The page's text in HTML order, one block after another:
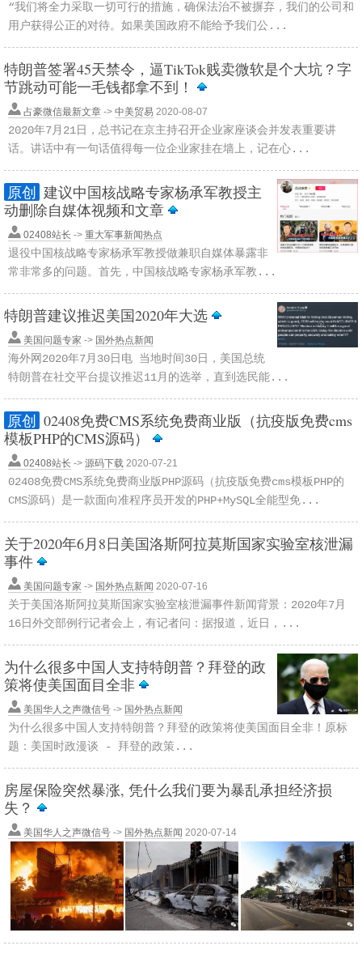
“我们将全力采取一切可行的措施，确保法治不被摒弃，我们的公司和
用户获得公正的对待。如果美国政府不能给予我们公...
特朗普签署45天禁令，逼TikTok贱卖微软是个大坑？字
节跳动可能一毛钱都拿不到！
占豪微信最新文章 -> 中美贸易 2020-08-07
2020年7月21日，总书记在京主持召开企业家座谈会并发表重要讲
话。讲话中有一句话值得每一位企业家挂在墙上，记在心...
原创 建议中国核战略专家杨承军教授主
动删除自媒体视频和文章
02408站长 -> 重大军事新闻热点
退役中国核战略专家杨承军教授做兼职自媒体暴露非
常非常多的问题。首先，中国核战略专家杨承军教...
特朗普建议推迟美国2020年大选
美国问题专家 -> 国外热点新闻
海外网2020年7月30日电 当地时间30日，美国总统
特朗普在社交平台提议推迟11月的选举，直到选民能...
原创 02408免费CMS系统免费商业版（抗疫版免费cms
模板PHP的CMS源码）
02408站长 -> 源码下载 2020-07-21
02408免费CMS系统免费商业版PHP源码（抗疫版免费cms模板PHP的
CMS源码）是一款面向准程序员开发的PHP+MySQL全能型免...
关于2020年6月8日美国洛斯阿拉莫斯国家实验室核泄漏
事件
美国问题专家 -> 国外热点新闻 2020-07-16
关于美国洛斯阿拉莫斯国家实验室核泄漏事件新闻背景：2020年7月
16日外交部例行记者会上，有记者问：据报道，近日，...
为什么很多中国人支持特朗普？拜登的政
策将使美国面目全非
美国华人之声微信号 -> 国外热点新闻
为什么很多中国人支持特朗普？拜登的政策将使美国面目全非！原标
题：美国时政漫谈 - 拜登的政策...
房屋保险突然暴涨, 凭什么我们要为暴乱承担经济损
失？
美国华人之声微信号 -> 国外热点新闻 2020-07-14